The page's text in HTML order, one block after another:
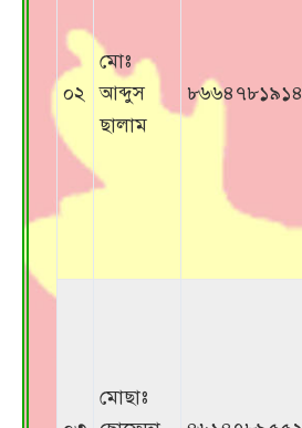
০২
মোঃ
আব্দুস
ছালাম
৮৬৬৪৭৮১৯১৪
মোছাঃ